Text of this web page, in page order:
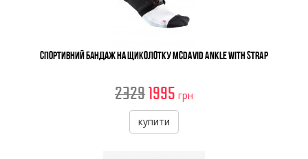
Спортивний бандаж на щиколотку McDavid Ankle with Strap
23291995 грн
купити